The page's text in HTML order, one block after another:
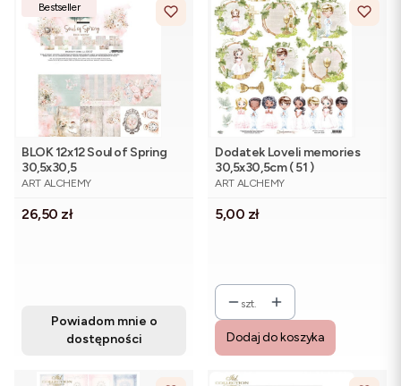
Bestseller
BLOK 12x12 Soul of Spring
30,5x30,5
PRODUCENT
ART ALCHEMY
Cena
26,50 zł
Powiadom mnie o
dostępności
Dodatek Loveli memories
30,5x30,5cm ( 51 )
PRODUCENT
ART ALCHEMY
Cena
5,00 zł
szt.
Dodaj do koszyka